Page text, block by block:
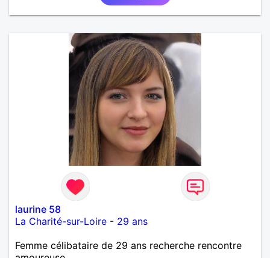
laurine 58
La Charité-sur-Loire - 29 ans
Femme célibataire de 29 ans recherche rencontre